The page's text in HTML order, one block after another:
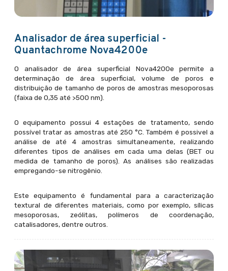
Analisador de área superficial -
Quantachrome Nova4200e
O analisador de área superficial Nova4200e permite a
determinação de área superficial, volume de poros e
distribuição de tamanho de poros de amostras mesoporosas
(faixa de 0,35 até >500 nm).
O equipamento possui 4 estações de tratamento, sendo
possível tratar as amostras até 250 °C. Também é possivel a
análise de até 4 amostras simultaneamente, realizando
diferentes tipos de análises em cada uma delas (BET ou
medida de tamanho de poros). As análises são realizadas
empregando-se nitrogênio.
Este equipamento é fundamental para a caracterização
textural de diferentes materiais, como por exemplo, sílicas
mesoporosas, zeólitas, polímeros de coordenação,
catalisadores, dentre outros.